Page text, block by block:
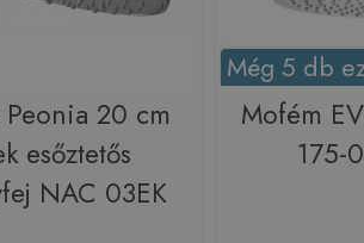
20 cm
esőztetős
NAC 03EK
Még 5 db
Mofém
175-